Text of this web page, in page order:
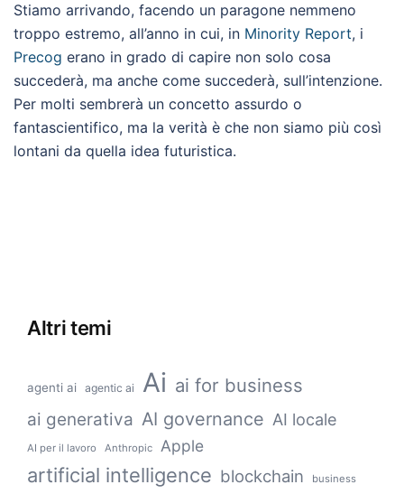
Stiamo arrivando, facendo un paragone nemmeno
troppo estremo, all’anno in cui, in Minority Report, i
Precog erano in grado di capire non solo cosa
succederà, ma anche come succederà, sull’intenzione.
Per molti sembrerà un concetto assurdo o
fantascientifico, ma la verità è che non siamo più così
lontani da quella idea futuristica.
Altri temi
agenti ai agentic ai Ai ai for business
ai generativa AI governance AI locale
AI per il lavoro Anthropic Apple
artificial intelligence blockchain business